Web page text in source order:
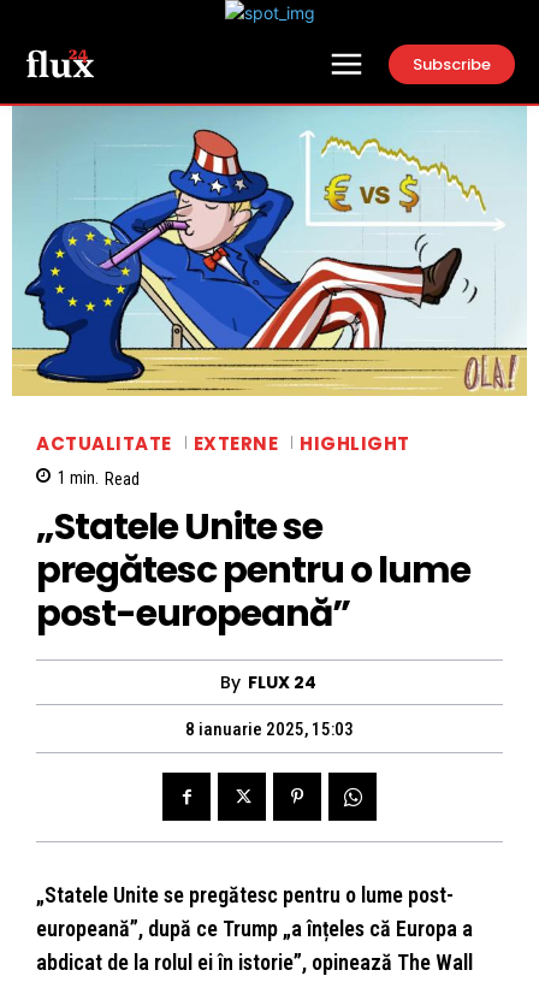
Subscribe
ACTUALITATE EXTERNE HIGHLIGHT
1 min. Read
„Statele Unite se
pregătesc pentru o lume
post-europeană”
By FLUX 24
8 ianuarie 2025, 15:03
„Statele Unite se pregătesc pentru o lume post-
europeană”, după ce Trump „a înțeles că Europa a
abdicat de la rolul ei în istorie”, opinează The Wall